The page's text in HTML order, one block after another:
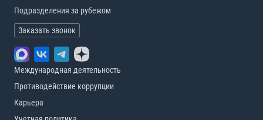
Подразделения за рубежом
Заказать звонок
Международная деятельность
Противодействие коррупции
Карьера